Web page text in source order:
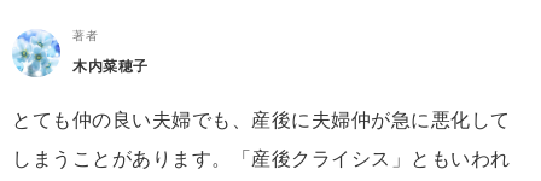
著者
木内菜穂子
とても仲の良い夫婦でも、産後に夫婦仲が急に悪化して
しまうことがあります。「産後クライシス」ともいわれ